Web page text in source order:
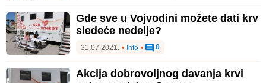
Gde sve u Vojvodini možete dati krv
sledeće nedelje?
31.07.2021. • Info • 0
Akcija dobrovoljnog davanja krvi